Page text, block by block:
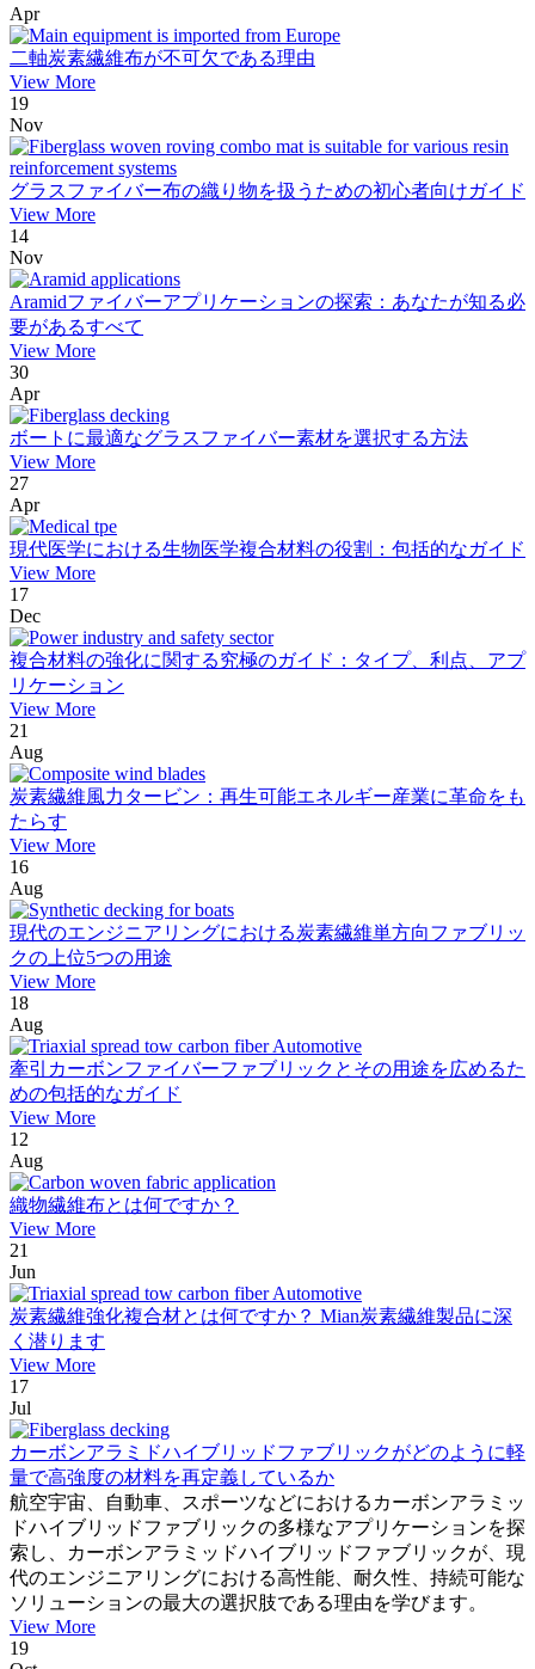
Apr
二軸炭素繊維布が不可欠である理由
View More
19
Nov
グラスファイバー布の織り物を扱うための初心者向けガイド
View More
14
Nov
Aramidファイバーアプリケーションの探索：あなたが知る必
要があるすべて
View More
30
Apr
ボートに最適なグラスファイバー素材を選択する方法
View More
27
Apr
現代医学における生物医学複合材料の役割：包括的なガイド
View More
17
Dec
複合材料の強化に関する究極のガイド：タイプ、利点、アプ
リケーション
View More
21
Aug
炭素繊維風力タービン：再生可能エネルギー産業に革命をも
たらす
View More
16
Aug
現代のエンジニアリングにおける炭素繊維単方向ファブリッ
クの上位5つの用途
View More
18
Aug
牽引カーボンファイバーファブリックとその用途を広めるた
めの包括的なガイド
View More
12
Aug
織物繊維布とは何ですか？
View More
21
Jun
炭素繊維強化複合材とは何ですか？ Mian炭素繊維製品に深
く潜ります
View More
17
Jul
カーボンアラミドハイブリッドファブリックがどのように軽
量で高強度の材料を再定義しているか
航空宇宙、自動車、スポーツなどにおけるカーボンアラミッ
ドハイブリッドファブリックの多様なアプリケーションを探
索し、カーボンアラミッドハイブリッドファブリックが、現
代のエンジニアリングにおける高性能、耐久性、持続可能な
ソリューションの最大の選択肢である理由を学びます。
View More
19